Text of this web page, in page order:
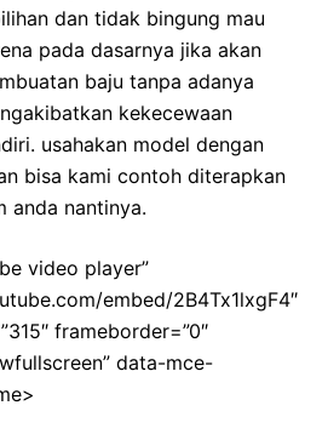
dan tidak bingung mau
pada dasarnya jika akan
baju tanpa adanya
kekecewaan
usahakan model dengan
bisa kami contoh diterapkan
anda nantinya.
video player”
embed/2B4Tx1lxgF4″
frameborder=”0″
data-mce-